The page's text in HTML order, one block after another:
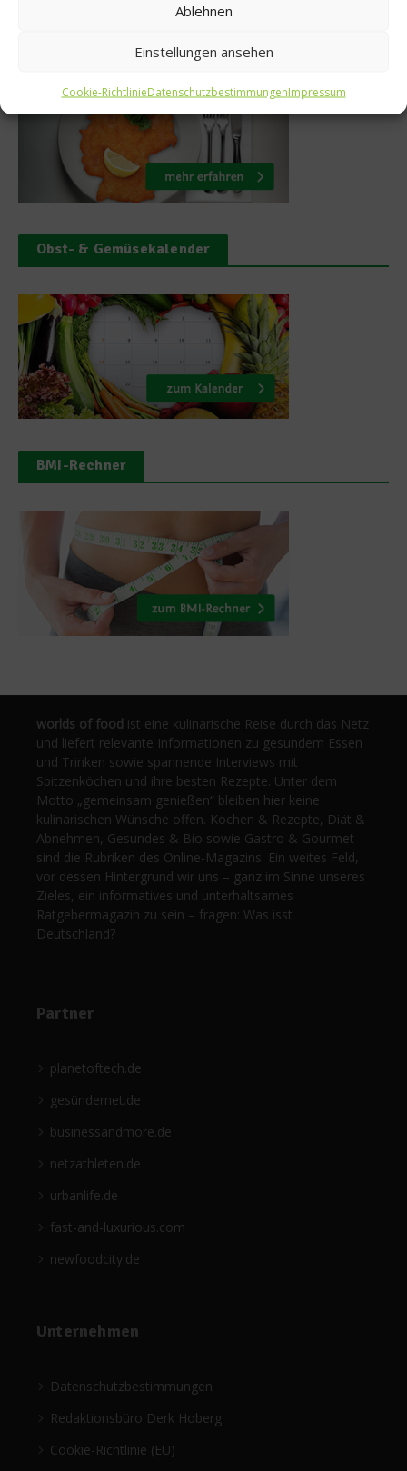
Ablehnen
Einstellungen ansehen
Cookie-RichtlinieDatenschutzbestimmungenImpressum
Obst- & Gemüsekalender
BMI-Rechner
worlds of food ist eine kulinarische Reise durch das Netz
und liefert relevante Informationen zu gesundem Essen
und Trinken sowie spannende Interviews mit
Spitzenköchen und ihre besten Rezepte. Unter dem
Motto „gemeinsam genießen“ bleiben hier keine
kulinarischen Wünsche offen. Kochen & Rezepte, Diät &
Abnehmen, Gesundes & Bio sowie Gastro & Gourmet
sind die Rubriken des Online-Magazins. Ein weites Feld,
vor dessen Hintergrund wir uns – ganz im Sinne unseres
Zieles, ein informatives und unterhaltsames
Ratgebermagazin zu sein – fragen: Was isst
Deutschland?
Partner
planetoftech.de
gesündernet.de
businessandmore.de
netzathleten.de
urbanlife.de
fast-and-luxurious.com
newfoodcity.de
Unternehmen
Datenschutzbestimmungen
Redaktionsbüro Derk Hoberg
Cookie-Richtlinie (EU)